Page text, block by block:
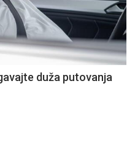
duža putovanja